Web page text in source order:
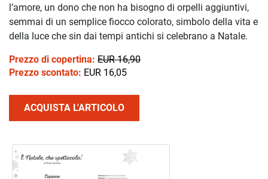
l’amore, un dono che non ha bisogno di orpelli aggiuntivi,
semmai di un semplice fiocco colorato, simbolo della vita e
della luce che sin dai tempi antichi si celebrano a Natale.
Prezzo di copertina: EUR 16,90
Prezzo scontato: EUR 16,05
ACQUISTA L'ARTICOLO